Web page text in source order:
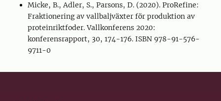
Micke, B., Adler, S., Parsons, D. (2020). ProRefine:
Fraktionering av vallbaljväxter för produktion av
proteinriktfoder. Vallkonferens 2020:
konferensrapport, 30, 174-176. ISBN 978-91-576-
9711-0